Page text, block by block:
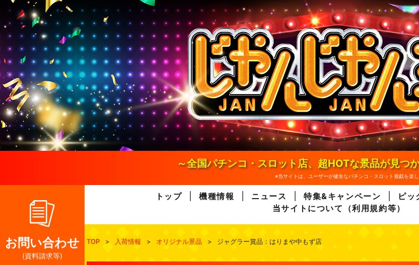
n
e
n
～全国パチンコ・スロット店、超HOTな景品が見つ
※当サイトは、ユーザーが健全なパチンコ・スロット遊戯を楽
お問い合わせ
(資料請求等)
トップ 機種情報 ニュース 特集&キャンペーン ピッ
当サイトについて（利用規約等）
TOP > 入荷情報 > オリジナル景品 > ジャグラー賞品：はりまや中もず店